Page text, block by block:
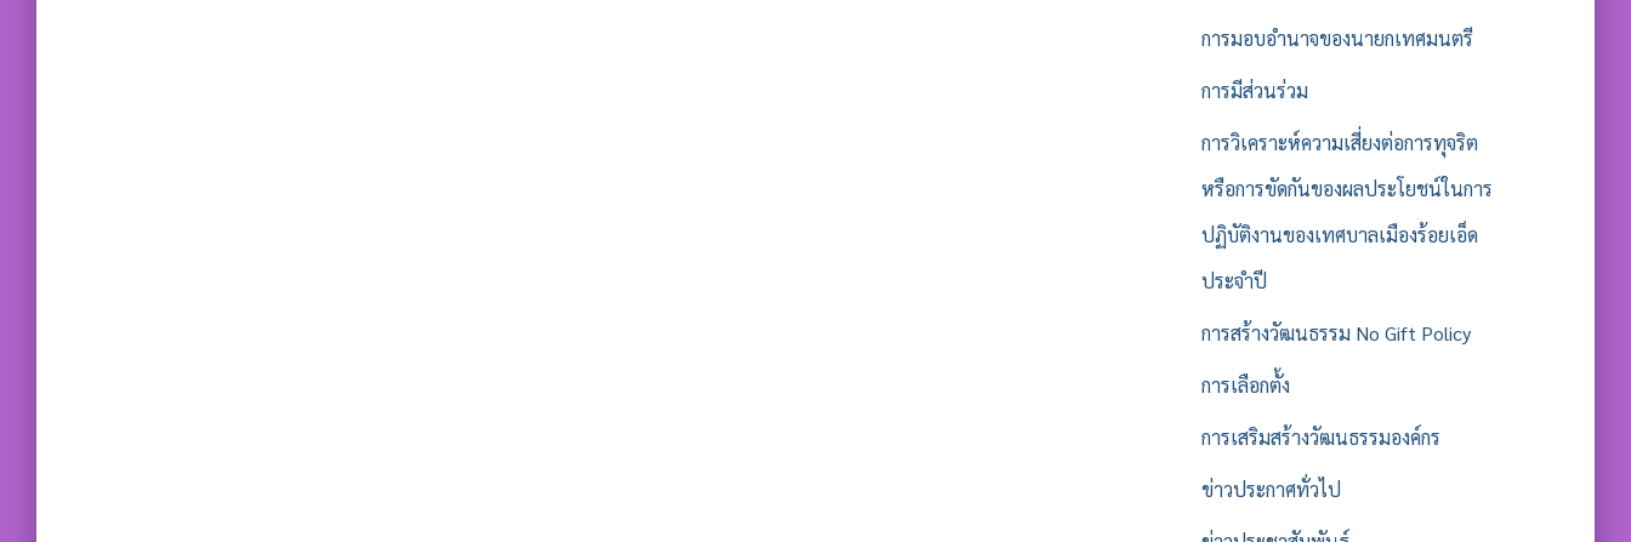
การมอบอำนาจของนายกเทศมนตรี
การมีส่วนร่วม
การวิเคราะห์ความเสี่ยงต่อการทุจริต
หรือการขัดกันของผลประโยชน์ในการ
ปฏิบัติงานของเทศบาลเมืองร้อยเอ็ด
ประจำปี
การสร้างวัฒนธรรม No Gift Policy
การเลือกตั้ง
การเสริมสร้างวัฒนธรรมองค์กร
ข่าวประกาศทั่วไป